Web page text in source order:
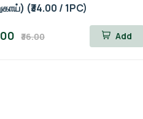
(₹34.00 / 1PC)
₹36.00 Add